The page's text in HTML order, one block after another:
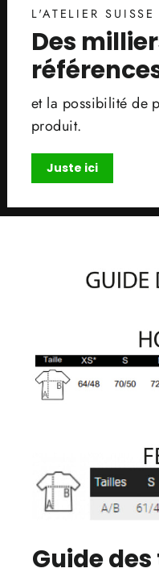
L'ATELIER SUISSE
Des
et la possibilité de
produit.
Juste ici
Guide